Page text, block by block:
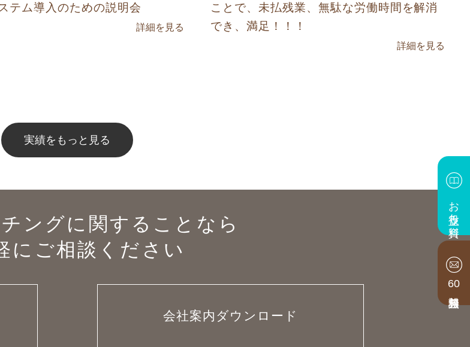
お役立ち資料
60
テム導入のための説明会
詳細を見る
ことで、未払残業、無駄な労働時間を解消
でき、満足！！！
詳細を見る
実績をもっと見る
ングに関することなら
にご相談ください
会社案内ダウンロード